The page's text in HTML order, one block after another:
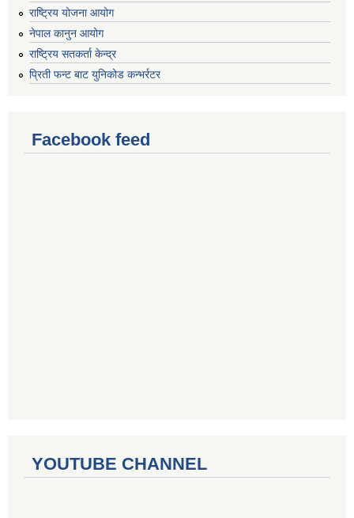
राष्ट्रिय योजना आयोग
नेपाल कानुन आयोग
राष्ट्रिय सतकर्ता केन्द्र
प्रिती फन्ट बाट युनिकोड कन्भर्रटर
Facebook feed
YOUTUBE CHANNEL